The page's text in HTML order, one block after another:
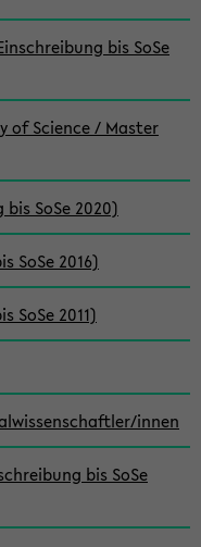
bis SoSe
of Science / Master
SoSe 2020)
SoSe 2016)
SoSe 2011)
innen
bis SoSe